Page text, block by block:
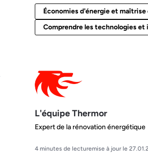
Économies d'énergie et maîtrise
Comprendre les technologies et
L'équipe Thermor
Expert de la rénovation énergétique
4 minutes de lecturemise à jour le